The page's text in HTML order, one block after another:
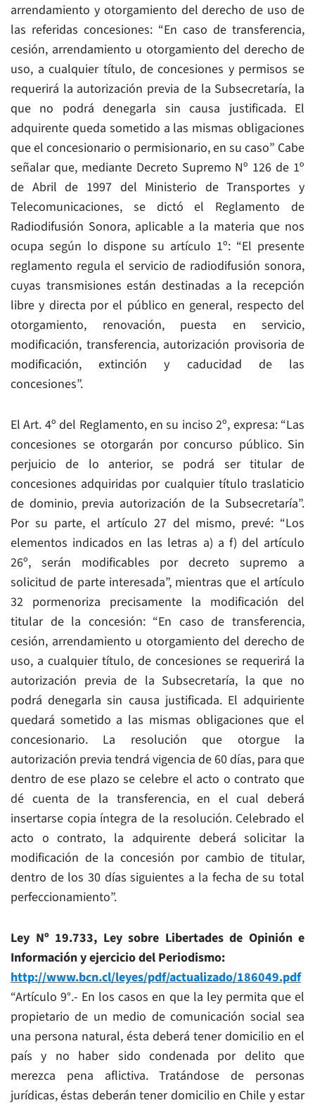
arrendamiento y otorgamiento del derecho de uso de
las referidas concesiones: “En caso de transferencia,
cesión, arrendamiento u otorgamiento del derecho de
uso, a cualquier título, de concesiones y permisos se
requerirá la autorización previa de la Subsecretaría, la
que no podrá denegarla sin causa justificada. El
adquirente queda sometido a las mismas obligaciones
que el concesionario o permisionario, en su caso” Cabe
señalar que, mediante Decreto Supremo Nº 126 de 1º
de Abril de 1997 del Ministerio de Transportes y
Telecomunicaciones, se dictó el Reglamento de
Radiodifusión Sonora, aplicable a la materia que nos
ocupa según lo dispone su artículo 1º: “El presente
reglamento regula el servicio de radiodifusión sonora,
cuyas transmisiones están destinadas a la recepción
libre y directa por el público en general, respecto del
otorgamiento, renovación, puesta en servicio,
modificación, transferencia, autorización provisoria de
modificación, extinción y caducidad de las
concesiones”.
El Art. 4º del Reglamento, en su inciso 2º, expresa: “Las
concesiones se otorgarán por concurso público. Sin
perjuicio de lo anterior, se podrá ser titular de
concesiones adquiridas por cualquier título traslaticio
de dominio, previa autorización de la Subsecretaría”.
Por su parte, el artículo 27 del mismo, prevé: “Los
elementos indicados en las letras a) a f) del artículo
26º, serán modificables por decreto supremo a
solicitud de parte interesada”, mientras que el artículo
32 pormenoriza precisamente la modificación del
titular de la concesión: “En caso de transferencia,
cesión, arrendamiento u otorgamiento del derecho de
uso, a cualquier título, de concesiones se requerirá la
autorización previa de la Subsecretaría, la que no
podrá denegarla sin causa justificada. El adquiriente
quedará sometido a las mismas obligaciones que el
concesionario. La resolución que otorgue la
autorización previa tendrá vigencia de 60 días, para que
dentro de ese plazo se celebre el acto o contrato que
dé cuenta de la transferencia, en el cual deberá
insertarse copia íntegra de la resolución. Celebrado el
acto o contrato, la adquirente deberá solicitar la
modificación de la concesión por cambio de titular,
dentro de los 30 días siguientes a la fecha de su total
perfeccionamiento”.
Ley Nº 19.733, Ley sobre Libertades de Opinión e
Información y ejercicio del Periodismo:
http://www.bcn.cl/leyes/pdf/actualizado/186049.pdf
“Artículo 9°.- En los casos en que la ley permita que el
propietario de un medio de comunicación social sea
una persona natural, ésta deberá tener domicilio en el
país y no haber sido condenada por delito que
merezca pena aflictiva. Tratándose de personas
jurídicas, éstas deberán tener domicilio en Chile y estar